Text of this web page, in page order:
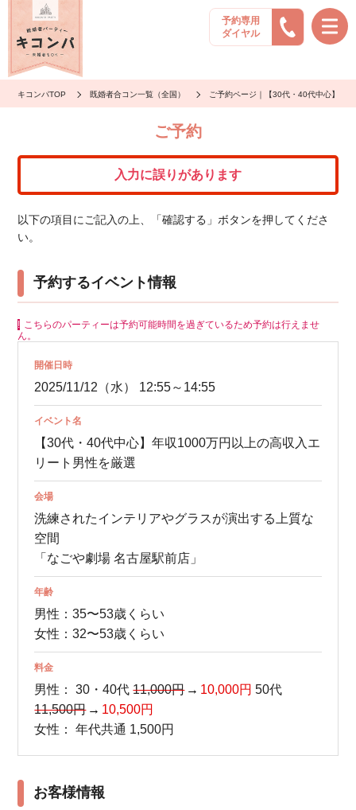
予約専用
ダイヤル
キコンパTOP 既婚者合コン一覧（全国） ご予約ページ｜【30代・40代中心】年
ご予約
入力に誤りがあります
以下の項目にご記入の上、「確認する」ボタンを押してくださ
い。
予約するイベント情報
こちらのパーティーは予約可能時間を過ぎているため予約は行えませ
ん。
開催日時
2025/11/12（水） 12:55～14:55
イベント名
【30代・40代中心】年収1000万円以上の高収入エ
リート男性を厳選
会場
洗練されたインテリアやグラスが演出する上質な
空間
「なごや劇場 名古屋駅前店」
年齢
男性：35〜53歳くらい
女性：32〜53歳くらい
料金
男性： 30・40代11,000円 10,000円 50代
11,500円
10,500円
女性：
年代共通 1,500円
お客様情報